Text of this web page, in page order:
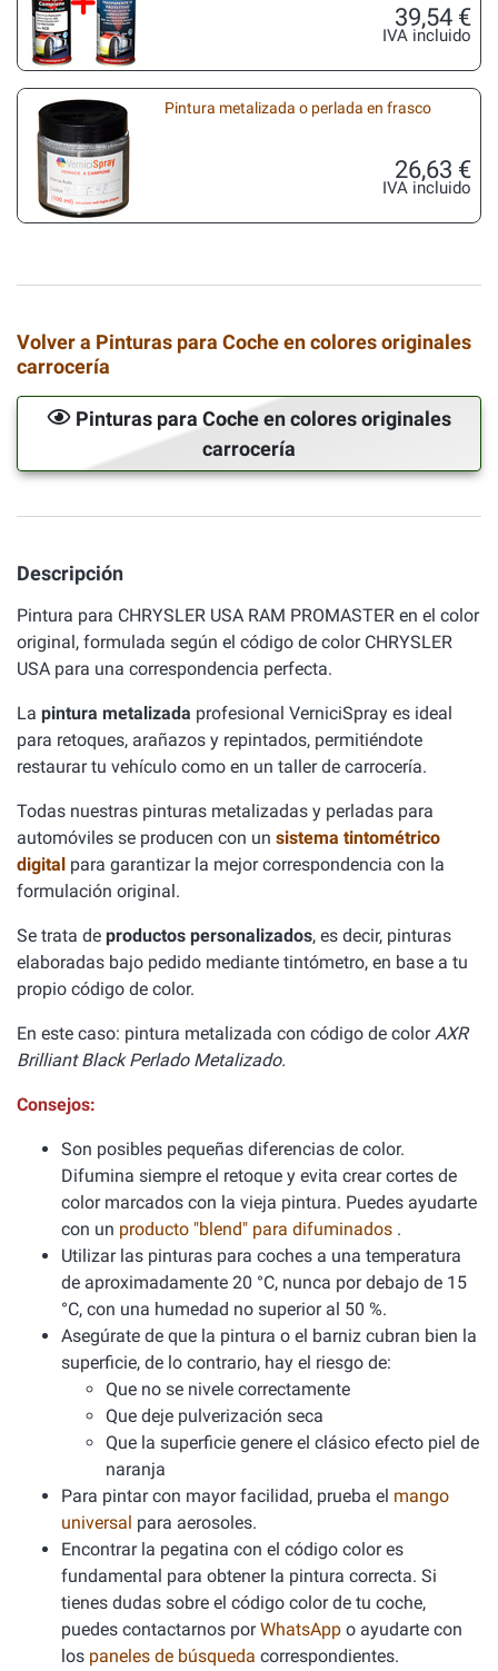
39,54 €
IVA incluido
Pintura metalizada o perlada en frasco
26,63 €
IVA incluido
Volver a Pinturas para Coche en colores originales
carrocería
Pinturas para Coche en colores originales
carrocería
Descripción
Pintura para CHRYSLER USA RAM PROMASTER en el color
original, formulada según el código de color CHRYSLER
USA para una correspondencia perfecta.
La pintura metalizada profesional VerniciSpray es ideal
para retoques, arañazos y repintados, permitiéndote
restaurar tu vehículo como en un taller de carrocería.
Todas nuestras pinturas metalizadas y perladas para
automóviles se producen con un sistema tintométrico
digital para garantizar la mejor correspondencia con la
formulación original.
Se trata de productos personalizados, es decir, pinturas
elaboradas bajo pedido mediante tintómetro, en base a tu
propio código de color.
En este caso: pintura metalizada con código de colorAXR
Brilliant Black Perlado Metalizado.
Consejos:
Son posibles pequeñas diferencias de color.
Difumina siempre el retoque y evita crear cortes de
color marcados con la vieja pintura. Puedes ayudarte
con un producto "blend" para difuminados .
Utilizar las pinturas para coches a una temperatura
de aproximadamente 20 °C, nunca por debajo de 15
°C, con una humedad no superior al 50 %.
Asegúrate de que la pintura o el barniz cubran bien la
superficie, de lo contrario, hay el riesgo de:
Que no se nivele correctamente
Que deje pulverización seca
Que la superficie genere el clásico efecto piel de
naranja
Para pintar con mayor facilidad, prueba el mango
universal para aerosoles.
Encontrar la pegatina con el código color es
fundamental para obtener la pintura correcta. Si
tienes dudas sobre el código color de tu coche,
puedes contactarnos porWhatsApp o ayudarte con
los paneles de búsqueda correspondientes.